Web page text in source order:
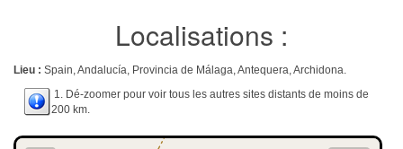
Localisations :
Lieu : Spain, Andalucía, Provincia de Málaga, Antequera, Archidona.
1. Dé-zoomer pour voir tous les autres sites distants de moins de
200 km.